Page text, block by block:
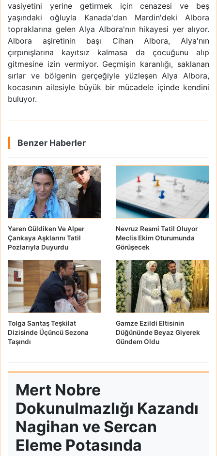
vasiyetini yerine getirmek için cenazesi ve beş
yaşındaki oğluyla Kanada'dan Mardin'deki Albora
topraklarına gelen Alya Albora'nın hikayesi yer alıyor.
Albora aşiretinin başı Cihan Albora, Alya'nın
çırpınışlarına kayıtsız kalmasa da çocuğunu alıp
gitmesine izin vermiyor. Geçmişin karanlığı, saklanan
sırlar ve bölgenin gerçeğiyle yüzleşen Alya Albora,
kocasının ailesiyle büyük bir mücadele içinde kendini
buluyor.
Benzer Haberler
Yaren Güldiken Ve Alper
Çankaya Aşklarını Tatil
Pozlarıyla Duyurdu
Nevruz Resmi Tatil Oluyor
Meclis Ekim Oturumunda
Görüşecek
Tolga Sarıtaş Teşkilat
Dizisinde Üçüncü Sezona
Taşındı
Gamze Ezildi Eltisinin
Düğününde Beyaz Giyerek
Gündem Oldu
Mert Nobre
Dokunulmazlığı Kazandı
Nagihan ve Sercan
Eleme Potasında